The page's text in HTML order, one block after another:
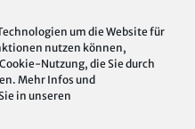
um die Website für
nutzen können,
Nutzung, die Sie durch
Mehr Infos und
in unseren
Server Standort
Deutschland